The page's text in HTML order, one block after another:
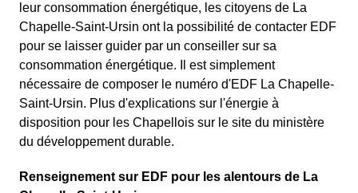
leur consommation énergétique, les citoyens de La
Chapelle-Saint-Ursin ont la possibilité de contacter EDF
pour se laisser guider par un conseiller sur sa
consommation énergétique. Il est simplement
nécessaire de composer le numéro d'EDF La Chapelle-
Saint-Ursin. Plus d'explications sur l'énergie à
disposition pour les Chapellois sur le site du ministère
du développement durable.
Renseignement sur EDF pour les alentours de La